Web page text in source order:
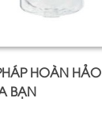
HOÀN HẢO
BẠN